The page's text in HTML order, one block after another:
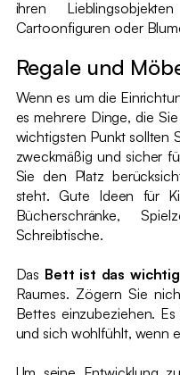
ihren
Cartoonfiguren oder
Regale und
Wenn es um die
es mehrere Dinge, die
wichtigsten Punkt sollten
zweckmäßig und sicher
Sie den Platz
steht. Gute Ideen für
Bücherschränke,
Schreibtische.
Das Bett ist das
Raumes. Zögern Sie
Bettes einzubeziehen.
und sich wohlfühlt, wenn